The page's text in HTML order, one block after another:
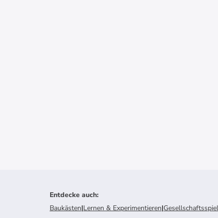
Entdecke auch:
Baukästen|Lernen & Experimentieren|